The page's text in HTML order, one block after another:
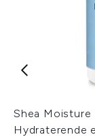
Shea Moisture
Hydraterende